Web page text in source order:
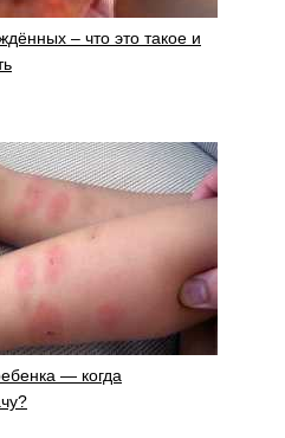
– что это такое и
— когда